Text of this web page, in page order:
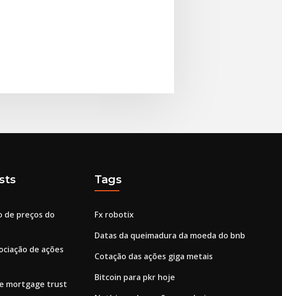
de preços do
de ações
mortgage trust
Tags
Fx robotix
Datas da queimadura da moeda do bnb
Cotação das ações giga metais
Bitcoin para pkr hoje